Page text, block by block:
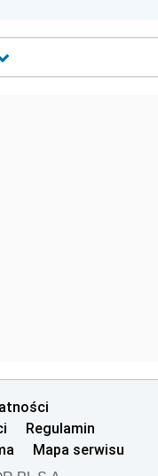
Regulamin
Mapa serwisu